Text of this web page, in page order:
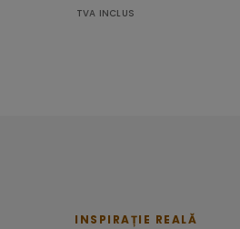
TVA INCLUS
INSPIRAȚIE REALĂ